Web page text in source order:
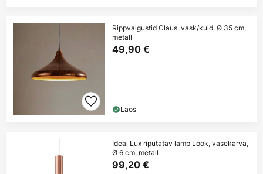
Rippvalgustid Claus, vask/kuld, Ø 35 cm,
metall
49,90 €
Laos
Ideal Lux riputatav lamp Look, vasekarva,
Ø 6 cm, metall
99,20 €